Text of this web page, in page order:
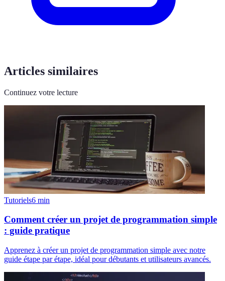
Articles similaires
Continuez votre lecture
Tutoriels6 min
Comment créer un projet de programmation simple
: guide pratique
Apprenez à créer un projet de programmation simple avec notre
guide étape par étape, idéal pour débutants et utilisateurs avancés.